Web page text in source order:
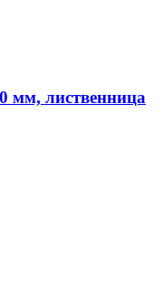
мм, лиственница